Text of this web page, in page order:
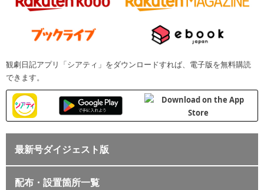
観劇日記アプリ「シアティ」をダウンロードすれば、電子版を無料購読
できます。
最新号ダイジェスト版
配布・設置箇所一覧